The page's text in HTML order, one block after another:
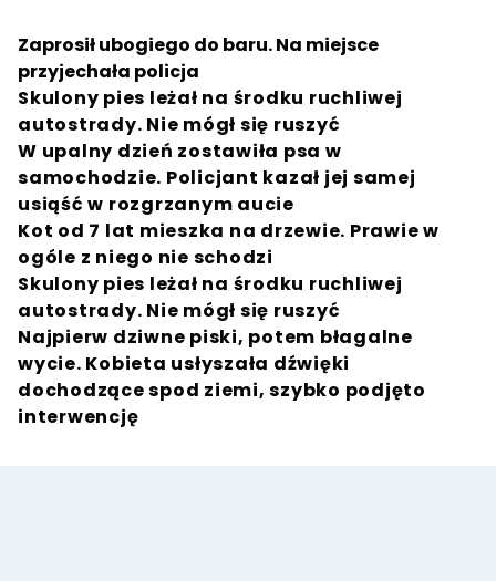
Zaprosił ubogiego do baru. Na miejsce
przyjechała policja
Skulony pies leżał na środku ruchliwej
autostrady. Nie mógł się ruszyć
W upalny dzień zostawiła psa w
samochodzie. Policjant kazał jej samej
usiąść w rozgrzanym aucie
Kot od 7 lat mieszka na drzewie. Prawie w
ogóle z niego nie schodzi
Skulony pies leżał na środku ruchliwej
autostrady. Nie mógł się ruszyć
Najpierw dziwne piski, potem błagalne
wycie. Kobieta usłyszała dźwięki
dochodzące spod ziemi, szybko podjęto
interwencję